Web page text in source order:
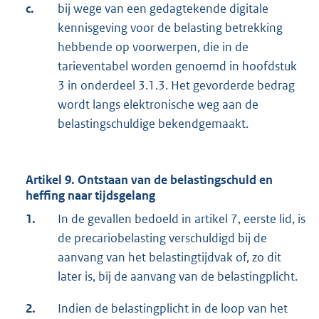
c.
bij wege van een gedagtekende digitale
kennisgeving voor de belasting betrekking
hebbende op voorwerpen, die in de
tarieventabel worden genoemd in hoofdstuk
3 in onderdeel 3.1.3. Het gevorderde bedrag
wordt langs elektronische weg aan de
belastingschuldige bekendgemaakt.
Artikel 9. Ontstaan van de belastingschuld en
heffing naar tijdsgelang
1.
In de gevallen bedoeld in artikel 7, eerste lid, is
de precariobelasting verschuldigd bij de
aanvang van het belastingtijdvak of, zo dit
later is, bij de aanvang van de belastingplicht.
2.
Indien de belastingplicht in de loop van het